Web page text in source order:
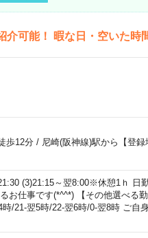
介可能！ 暇な日・空いた時
歩12分/ 尼崎(阪神線)駅から【登
(3)21:15～翌8:00※休憩1ｈ 日
お仕事です(*^^*) 【その他選べる
/21-翌5時/22-翌6時/0-翌8時 ご自